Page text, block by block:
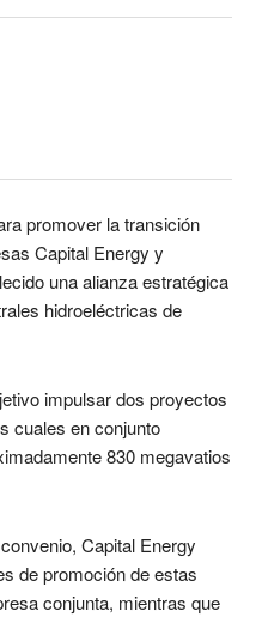
promover la transición
Capital Energy y
una alianza estratégica
hidroeléctricas de
impulsar dos proyectos
cuales en conjunto
830 megavatios
Capital Energy
de promoción de estas
conjunta, mientras que